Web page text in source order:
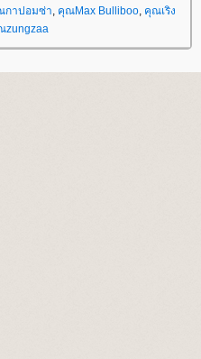
กาปอมซ่า, คุณMax Bulliboo, คุณเริง
zungzaa